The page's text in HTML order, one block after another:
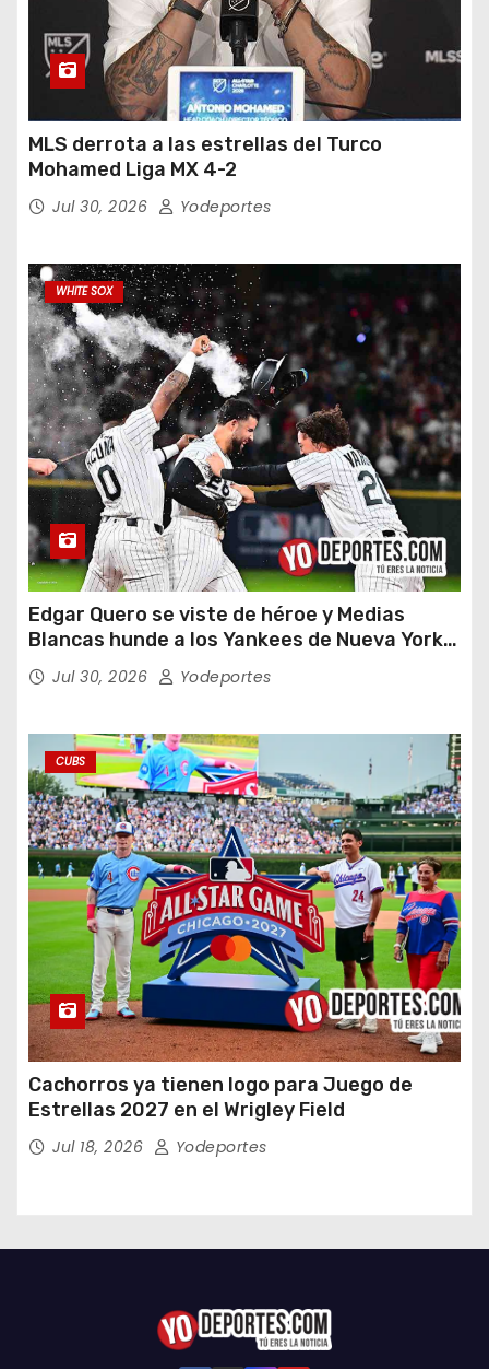
MLS derrota a las estrellas del Turco
Mohamed Liga MX 4-2
Jul 30, 2026 Yodeportes
WHITE SOX
Edgar Quero se viste de héroe y Medias
Blancas hunde a los Yankees de Nueva York
en doce entradas
Jul 30, 2026 Yodeportes
CUBS
Cachorros ya tienen logo para Juego de
Estrellas 2027 en el Wrigley Field
Jul 18, 2026 Yodeportes